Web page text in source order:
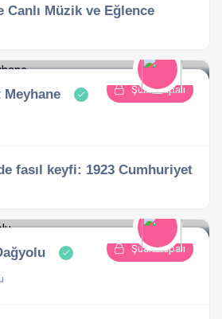
Canlı Müzik ve Eğlence
Şuan Kapalı
fasıl keyfi: 1923 Cumhuriyet
Şuan Kapalı